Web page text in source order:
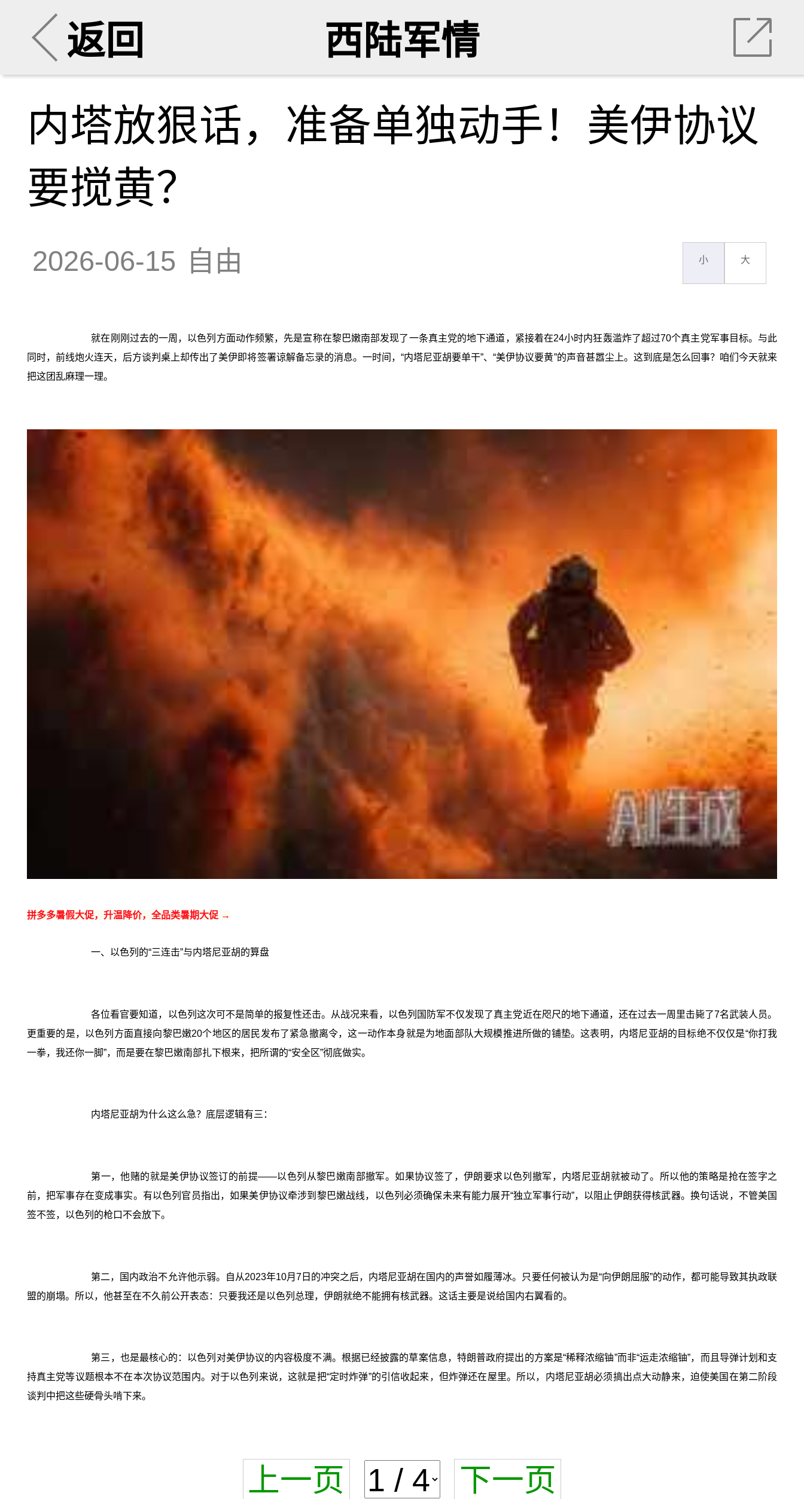
返回 西陆军情
内塔放狠话，准备单独动手！美伊协议
要搅黄？
2026-06-15 自由 小 大
就在刚刚过去的一周，以色列方面动作频繁，先是宣称在黎巴嫩南部发现了一条真主党的地下通道，紧接着在24小时内狂轰滥炸了超过70个真主党军事目标。与此
同时，前线炮火连天，后方谈判桌上却传出了美伊即将签署谅解备忘录的消息。一时间，“内塔尼亚胡要单干”、“美伊协议要黄”的声音甚嚣尘上。这到底是怎么回事？咱们今天就来
把这团乱麻理一理。
拼多多暑假大促，升温降价，全品类暑期大促 →
一、以色列的“三连击”与内塔尼亚胡的算盘
各位看官要知道，以色列这次可不是简单的报复性还击。从战况来看，以色列国防军不仅发现了真主党近在咫尺的地下通道，还在过去一周里击毙了7名武装人员。
更重要的是，以色列方面直接向黎巴嫩20个地区的居民发布了紧急撤离令，这一动作本身就是为地面部队大规模推进所做的铺垫。这表明，内塔尼亚胡的目标绝不仅仅是“你打我
一拳，我还你一脚”，而是要在黎巴嫩南部扎下根来，把所谓的“安全区”彻底做实。
内塔尼亚胡为什么这么急？底层逻辑有三：
第一，他赌的就是美伊协议签订的前提——以色列从黎巴嫩南部撤军。如果协议签了，伊朗要求以色列撤军，内塔尼亚胡就被动了。所以他的策略是抢在签字之
前，把军事存在变成事实。有以色列官员指出，如果美伊协议牵涉到黎巴嫩战线，以色列必须确保未来有能力展开“独立军事行动”，以阻止伊朗获得核武器。换句话说，不管美国
签不签，以色列的枪口不会放下。
第二，国内政治不允许他示弱。自从2023年10月7日的冲突之后，内塔尼亚胡在国内的声誉如履薄冰。只要任何被认为是“向伊朗屈服”的动作，都可能导致其执政联
盟的崩塌。所以，他甚至在不久前公开表态：只要我还是以色列总理，伊朗就绝不能拥有核武器。这话主要是说给国内右翼看的。
第三，也是最核心的：以色列对美伊协议的内容极度不满。根据已经披露的草案信息，特朗普政府提出的方案是“稀释浓缩铀”而非“运走浓缩铀”，而且导弹计划和支
持真主党等议题根本不在本次协议范围内。对于以色列来说，这就是把“定时炸弹”的引信收起来，但炸弹还在屋里。所以，内塔尼亚胡必须搞出点大动静来，迫使美国在第二阶段
谈判中把这些硬骨头啃下来。
上一页 下一页